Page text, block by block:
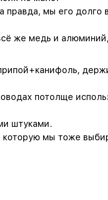
мы его долго
же медь и
потолще
штуками.
мы тоже